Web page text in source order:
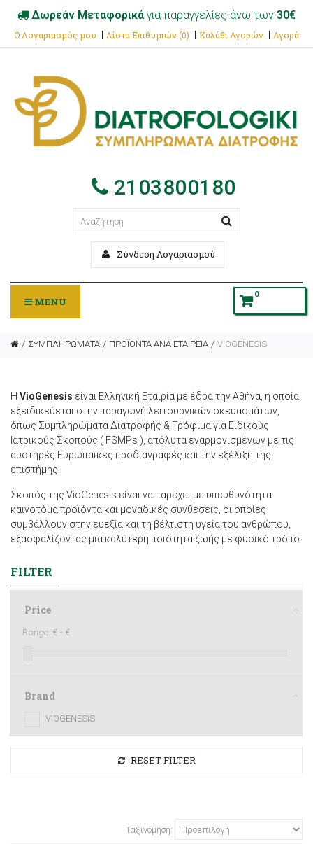
Δωρεάν Μεταφορικά για παραγγελίες άνω των 30€
Ο Λογαριασμός μου Λίστα Επιθυμιών (0) Καλάθι Αγορών Αγορά
2103800180
Σύνδεση Λογαριασμού
0
MENU
ΣΥΜΠΛΗΡΩΜΑΤΑ ΠΡΟΪΟΝΤΑ ΑΝΑ ΕΤΑΙΡΕΙΑ VIOGENESIS
Η VioGenesis είναι Eλληνική Eταιρία με έδρα την Αθήνα, η οποία
εξειδικεύεται στην παραγωγή λειτουργικών σκευασμάτων,
όπως Συμπληρώματα Διατροφής & Τρόφιμα για Ειδικούς
Ιατρικούς Σκοπούς ( FSMPs ), απόλυτα εναρμονισμένων με τις
αυστηρές Ευρωπαϊκές προδιαγραφές και την εξέλιξη της
επιστήμης.
Σκοπός της VioGenesis είναι να παρέχει με υπευθυνότητα
καινοτόμα προϊόντα και μοναδικές συνθέσεις, οι οποίες
συμβάλλουν στην ευεξία και τη βέλτιστη υγεία του ανθρώπου,
εξασφαλίζοντας μια καλύτερη ποιότητα ζωής με φυσικό τρόπο.
FILTER
Price
Range: € - €
Brand
VIOGENESIS
RESET FILTER
Ταξινόμηση: